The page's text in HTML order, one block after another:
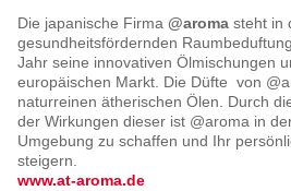
Die japanische Firma @aroma steht in
gesundheitsfördernden
Jahr seine innovativen Ölmischungen
europäischen Markt. Die Düfte von
naturreinen ätherischen Ölen. Durch
der Wirkungen dieser ist @aroma in
Umgebung zu schaffen und Ihr
steigern.
www.at-aroma.de